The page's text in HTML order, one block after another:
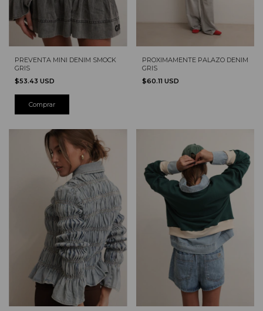
PREVENTA MINI DENIM SMOCK
GRIS
$53.43 USD
Comprar
PROXIMAMENTE PALAZO DENIM
GRIS
$60.11 USD